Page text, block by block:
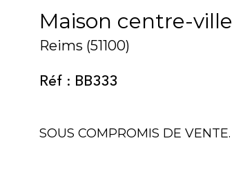
Maison centre-
Reims (51100)
Réf : BB333
SOUS COMPROMIS DE VENTE.